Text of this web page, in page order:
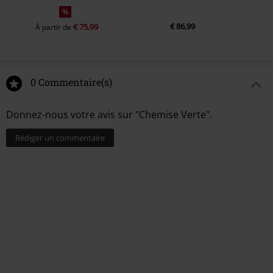
%
À partir de€ 75,99 € 86,99
0 Commentaire(s)
Donnez-nous votre avis sur "Chemise Verte".
Rédiger un commentaire